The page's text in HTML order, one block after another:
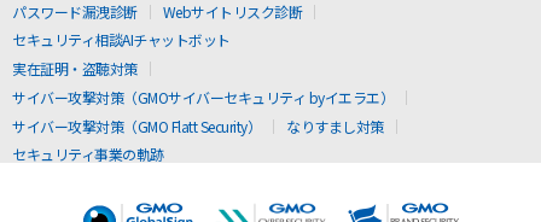
パスワード漏洩診断
Webサイトリスク診断
セキュリティ相談AIチャットボット
実在証明・盗聴対策
サイバー攻撃対策（GMOサイバーセキュリティ byイエラエ）
サイバー攻撃対策（GMO Flatt Security）
なりすまし対策
セキュリティ事業の軌跡